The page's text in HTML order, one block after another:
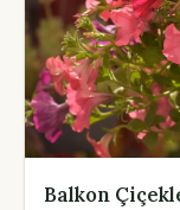
Balkon